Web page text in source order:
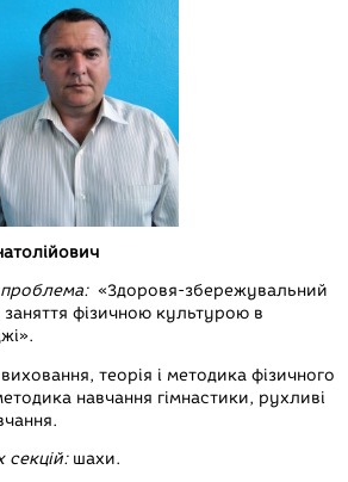
«Здоровя-збережувальний
заняття фізичною культурою в
теорія і методика фізичного
навчання гімнастики, рухливі
секцій:шахи.